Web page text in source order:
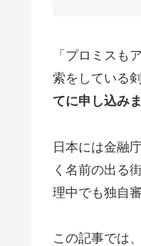
「プロミス
索をしている
てに申し込み
日本には金融
く名前の出る
理中でも独自
この記事では